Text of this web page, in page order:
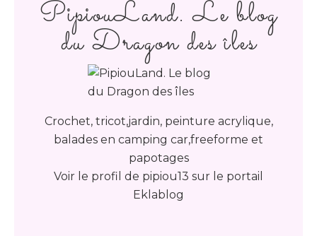
PipiouLand. Le blog
du Dragon des îles
Crochet, tricot,jardin, peinture acrylique,
balades en camping car,freeforme et
papotages
Voir le profil de pipiou13 sur le portail
Eklablog